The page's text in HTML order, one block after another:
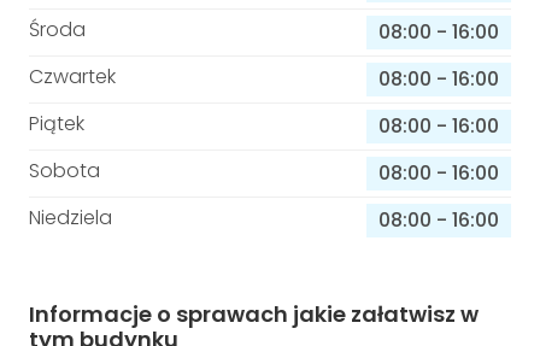
Środa
08:00 - 16:00
Czwartek
08:00 - 16:00
Piątek
08:00 - 16:00
Sobota
08:00 - 16:00
Niedziela
08:00 - 16:00
Informacje o sprawach jakie załatwisz w
tym budynku